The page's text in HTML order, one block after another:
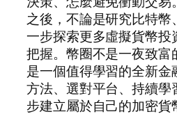
之後，不論是研究比特幣
一步探索更多虛擬貨幣投
把握。幣圈不是一夜致富
是一個值得學習的全新
方法、選對平台、持續學
步建立屬於自己的加密貨